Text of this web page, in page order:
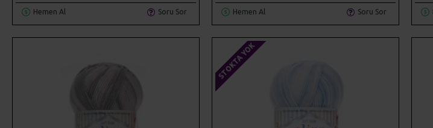
Hemen Al Soru Sor Hemen Al Soru Sor
STOKTA YOK